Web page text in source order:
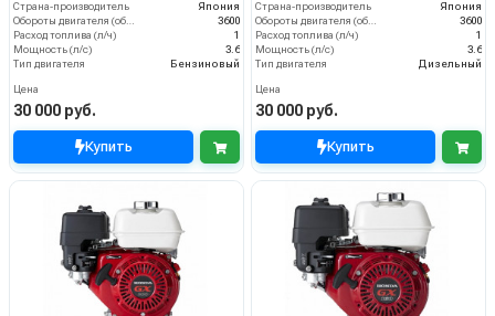
Страна-производитель
Япония
Обороты двигателя (об/мин)
3600
Расход топлива (л/ч)
1
Мощность (л/с)
3.6
Тип двигателя
Бензиновый
Цена
30 000 руб.
Купить
Страна-производитель
Япония
Обороты двигателя (об/мин)
3600
Расход топлива (л/ч)
1
Мощность (л/с)
3.6
Тип двигателя
Дизельный
Цена
30 000 руб.
Купить